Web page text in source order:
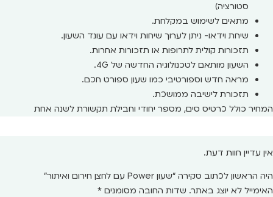
סטורציה)
מתאים לשימוש במקלחת.
שיחת וידאו- ניתן לערוך שיחות וידאו עם עונד השעון.
תזכורות קולית לתרופות או תזכורות אחרות.
השעון מותאם לטכנולוגיה החדשה של 4G.
מראה חדש וספורטיבי כמו שעון ספורט חכם.
תזכורת לישיבה ממושכת.
המחיר כולל כרטיס סים, מספר יחודי וחבילת תקשורת לשנה אחת
אין עדיין חוות דעת.
היה הראשון לכתוב סקירה “שעון Power עם לחצן חירום ואיתור”
האימייל לא יוצג באתר. שדות החובה מסומנים *